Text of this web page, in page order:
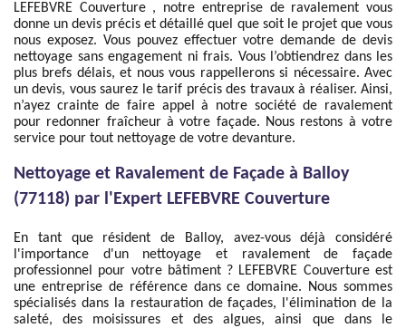
LEFEBVRE Couverture , notre entreprise de ravalement vous
donne un devis précis et détaillé quel que soit le projet que vous
nous exposez. Vous pouvez effectuer votre demande de devis
nettoyage sans engagement ni frais. Vous l’obtiendrez dans les
plus brefs délais, et nous vous rappellerons si nécessaire. Avec
un devis, vous saurez le tarif précis des travaux à réaliser. Ainsi,
n’ayez crainte de faire appel à notre société de ravalement
pour redonner fraîcheur à votre façade. Nous restons à votre
service pour tout nettoyage de votre devanture.
Nettoyage et Ravalement de Façade à Balloy
(77118) par l'Expert LEFEBVRE Couverture
En tant que résident de Balloy, avez-vous déjà considéré
l'importance d'un nettoyage et ravalement de façade
professionnel pour votre bâtiment ? LEFEBVRE Couverture est
une entreprise de référence dans ce domaine. Nous sommes
spécialisés dans la restauration de façades, l'élimination de la
saleté, des moisissures et des algues, ainsi que dans le